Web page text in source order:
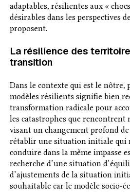
adaptables, résilientes aux «
désirables dans les perspectives
proposent.
La résilience des
transition
Dans le contexte qui est le nôtre,
modèles résilients signifie bien
transformation radicale pour
les catastrophes que rencontrent
visant un changement profond de
rétablir une situation initiale qui
conduire dans la même impasse
recherche d’une situation
d’ajustements de la situation
souhaitable car le modèle socio-